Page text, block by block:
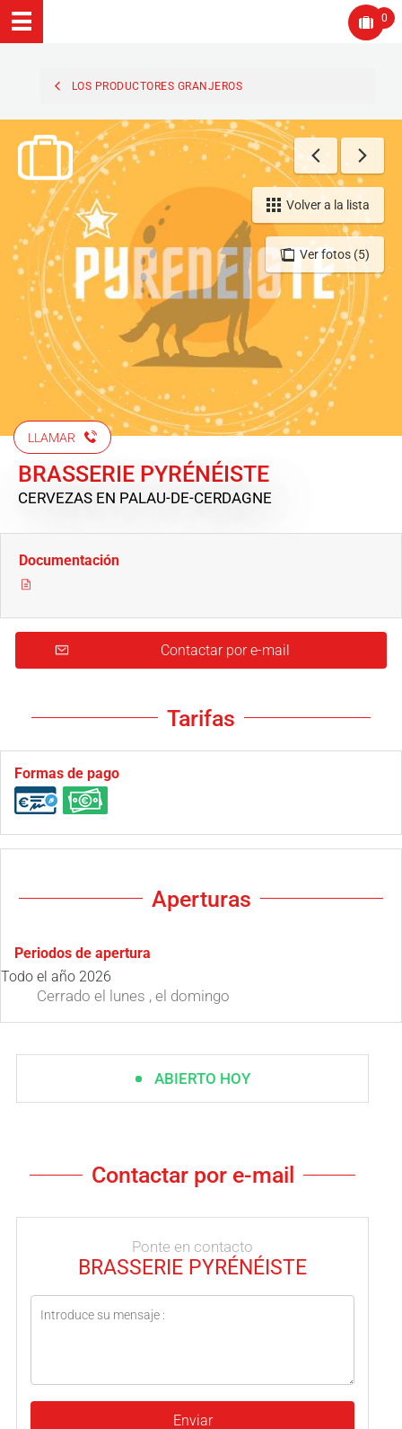
0
LOS PRODUCTORES GRANJEROS
Ver fotos (5)
Volver a la lista
LLAMAR
BRASSERIE PYRÉNÉISTE
CERVEZAS EN PALAU-DE-CERDAGNE
Documentación
Contactar por e-mail
Tarifas
Formas de pago
Aperturas
Periodos de apertura
Todo el año 2026
Cerrado el lunes , el domingo
ABIERTO HOY
Contactar por e-mail
Ponte en contacto
BRASSERIE PYRÉNÉISTE
Enviar